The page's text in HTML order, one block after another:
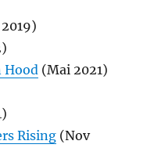
Hood (Mai 2021)
Rising (Nov